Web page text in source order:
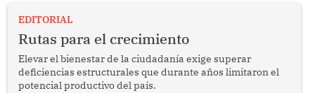
EDITORIAL
Rutas para el crecimiento
Elevar el bienestar de la ciudadanía exige superar
deficiencias estructurales que durante años limitaron el
potencial productivo del país.